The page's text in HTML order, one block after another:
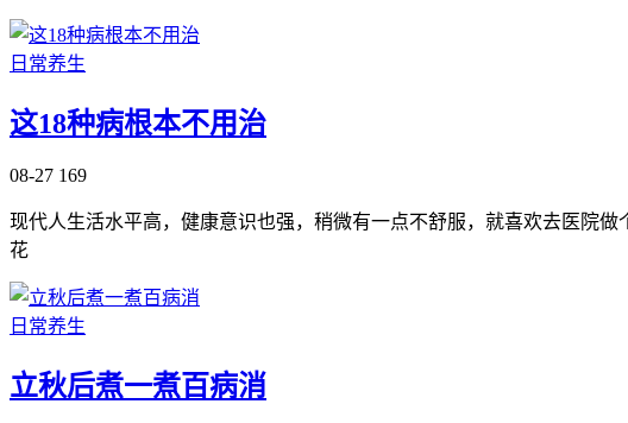
日常养生
这18种病根本不用治
08-27 169
现代人生活水平高，健康意识也强，稍微有一点不舒服，就喜欢去医院
花
日常养生
立秋后煮一煮百病消